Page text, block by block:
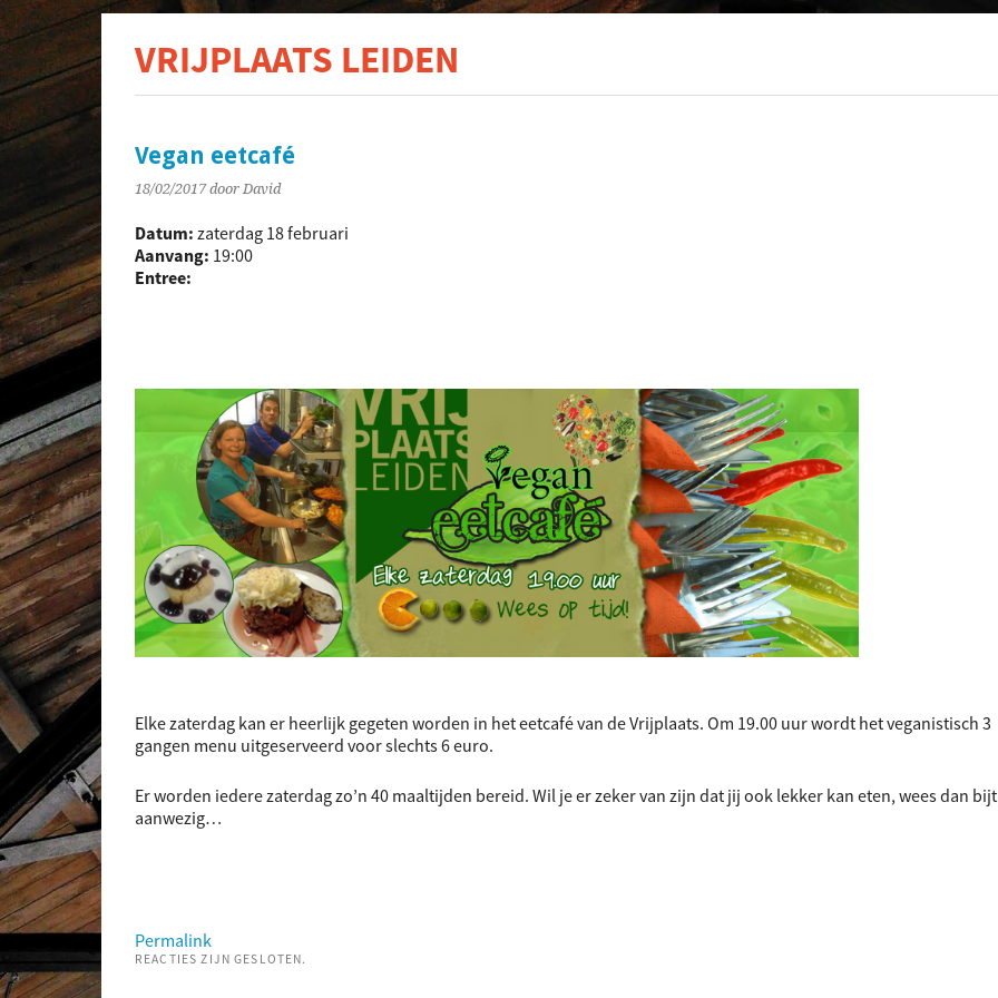
VRIJPLAATS LEIDEN
Vegan eetcafé
18/02/2017 door David
Datum: zaterdag 18 februari
Aanvang: 19:00
Entree:
Elke zaterdag kan er heerlijk gegeten worden in het eetcafé van de Vrijplaats. Om 19.00 uur wordt het veganistisch 3
gangen menu uitgeserveerd voor slechts 6 euro.
Er worden iedere zaterdag zo’n 40 maaltijden bereid. Wil je er zeker van zijn dat jij ook lekker kan eten, wees dan
aanwezig…
Permalink
REACTIES ZIJN GESLOTEN.